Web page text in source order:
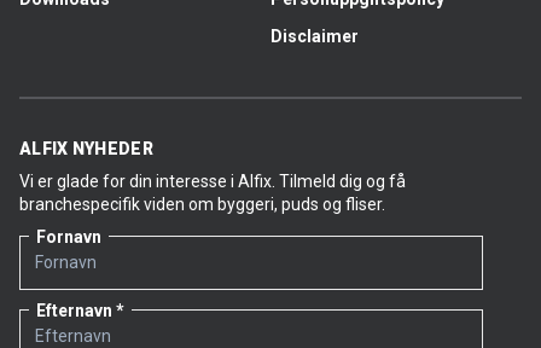
Disclaimer
ALFIX NYHEDER
Vi er glade for din interesse i Alfix. Tilmeld dig og få
branchespecifik viden om byggeri, puds og fliser.
Fornavn
Efternavn